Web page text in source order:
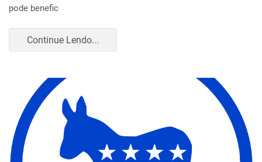
pode benefic
Continue Lendo...